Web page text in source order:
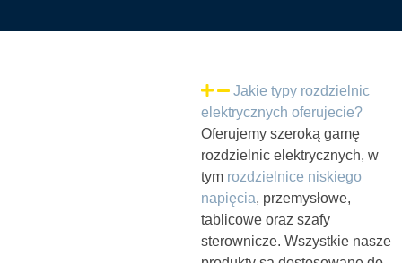
Jakie typy rozdzielnic
elektrycznych oferujecie?
Oferujemy szeroką gamę
rozdzielnic elektrycznych, w
tym rozdzielnice niskiego
napięcia, przemysłowe,
tablicowe oraz szafy
sterownicze. Wszystkie nasze